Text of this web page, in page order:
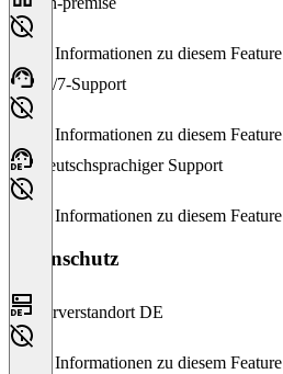
Keine Informationen zu diesem Feature
24/7-Support
Keine Informationen zu diesem Feature
Deutschsprachiger Support
Keine Informationen zu diesem Feature
Datenschutz
Serverstandort DE
Keine Informationen zu diesem Feature